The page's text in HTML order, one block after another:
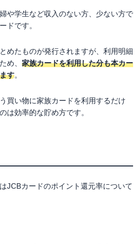
や学生など収入のない方、少ない方で
ドです。
めたものが発行されますが、利用明細
め、 家族カードを利用した分も本カー
す。
買い物に家族カードを利用するだけ
は効率的な貯め方です。
JCBカードのポイント還元率について